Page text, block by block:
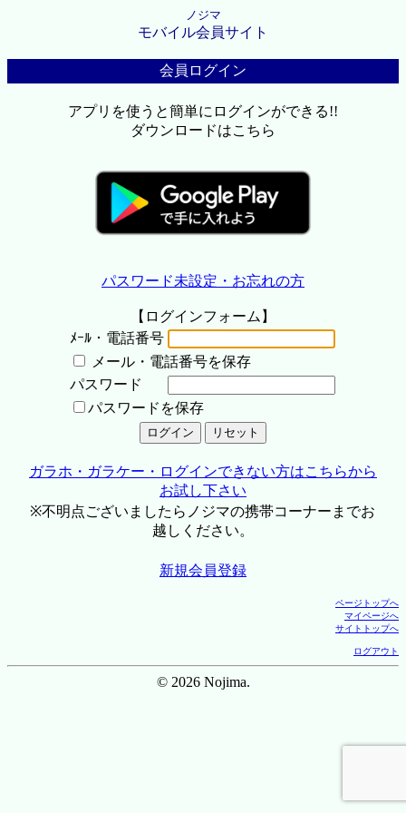
ノジマ
モバイル会員サイト
会員ログイン
アプリを使うと簡単にログインができる!!
ダウンロードはこちら
パスワード未設定・お忘れの方
【ログインフォーム】
ﾒｰﾙ・電話番号
メール・電話番号を保存
パスワード
パスワードを保存
ガラホ・ガラケー・ログインできない方はこちらから
お試し下さい
※不明点ございましたらノジマの携帯コーナーまでお
越しください。
新規会員登録
ページトップへ
マイページへ
サイトトップへ
ログアウト
© 2026 Nojima.